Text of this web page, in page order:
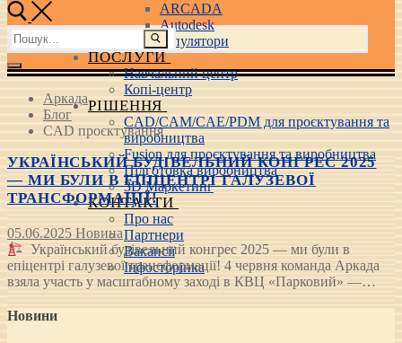
ARCADA
Autodesk
3D маніпулятори
ПОСЛУГИ
Навчальний центр
Копі-центр
РІШЕННЯ
CAD/CAM/CAE/PDM для проєктування та
виробництва
Fusion для проєктування та виробництва
Підготовка виробництва
3D Маркетинг
КОНТАКТИ
Про нас
Партнери
Вакансії
Інфосторінка
Пошук:
Аркада
Блог
CAD проєктування
УКРАЇНСЬКИЙ БУДІВЕЛЬНИЙ КОНГРЕС 2025
— МИ БУЛИ В ЕПІЦЕНТРІ ГАЛУЗЕВОЇ
ТРАНСФОРМАЦІЇ!
05.06.2025 Новина
Український будівельний конгрес 2025 — ми були в
епіцентрі галузевої трансформації! 4 червня команда Аркада
взяла участь у масштабному заході в КВЦ «Парковий» —…
Новини